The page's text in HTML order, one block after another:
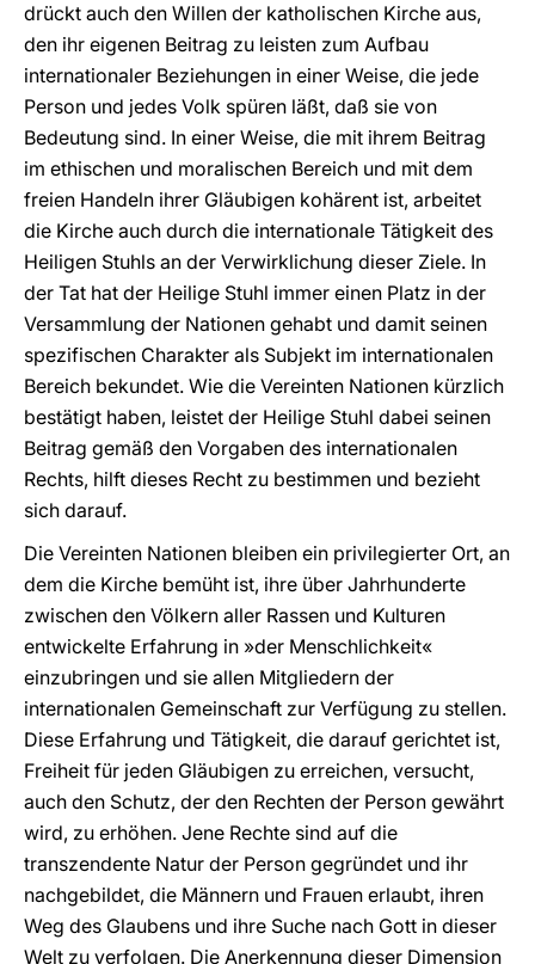
drückt auch den Willen der katholischen Kirche aus,
den ihr eigenen Beitrag zu leisten zum Aufbau
internationaler Beziehungen in einer Weise, die jede
Person und jedes Volk spüren läßt, daß sie von
Bedeutung sind. In einer Weise, die mit ihrem Beitrag
im ethischen und moralischen Bereich und mit dem
freien Handeln ihrer Gläubigen kohärent ist, arbeitet
die Kirche auch durch die internationale Tätigkeit des
Heiligen Stuhls an der Verwirklichung dieser Ziele. In
der Tat hat der Heilige Stuhl immer einen Platz in der
Versammlung der Nationen gehabt und damit seinen
spezifischen Charakter als Subjekt im internationalen
Bereich bekundet. Wie die Vereinten Nationen kürzlich
bestätigt haben, leistet der Heilige Stuhl dabei seinen
Beitrag gemäß den Vorgaben des internationalen
Rechts, hilft dieses Recht zu bestimmen und bezieht
sich darauf.
Die Vereinten Nationen bleiben ein privilegierter Ort, an
dem die Kirche bemüht ist, ihre über Jahrhunderte
zwischen den Völkern aller Rassen und Kulturen
entwickelte Erfahrung in »der Menschlichkeit«
einzubringen und sie allen Mitgliedern der
internationalen Gemeinschaft zur Verfügung zu stellen.
Diese Erfahrung und Tätigkeit, die darauf gerichtet ist,
Freiheit für jeden Gläubigen zu erreichen, versucht,
auch den Schutz, der den Rechten der Person gewährt
wird, zu erhöhen. Jene Rechte sind auf die
transzendente Natur der Person gegründet und ihr
nachgebildet, die Männern und Frauen erlaubt, ihren
Weg des Glaubens und ihre Suche nach Gott in dieser
Welt zu verfolgen. Die Anerkennung dieser Dimension